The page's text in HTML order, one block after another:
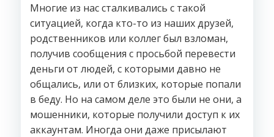
Многие из нас сталкивались с такой
ситуацией, когда кто-то из наших друзей,
родственников или коллег был взломан,
получив сообщения с просьбой перевести
деньги от людей, с которыми давно не
общались, или от близких, которые попали
в беду. Но на самом деле это были не они, а
мошенники, которые получили доступ к их
аккаунтам. Иногда они даже присылают